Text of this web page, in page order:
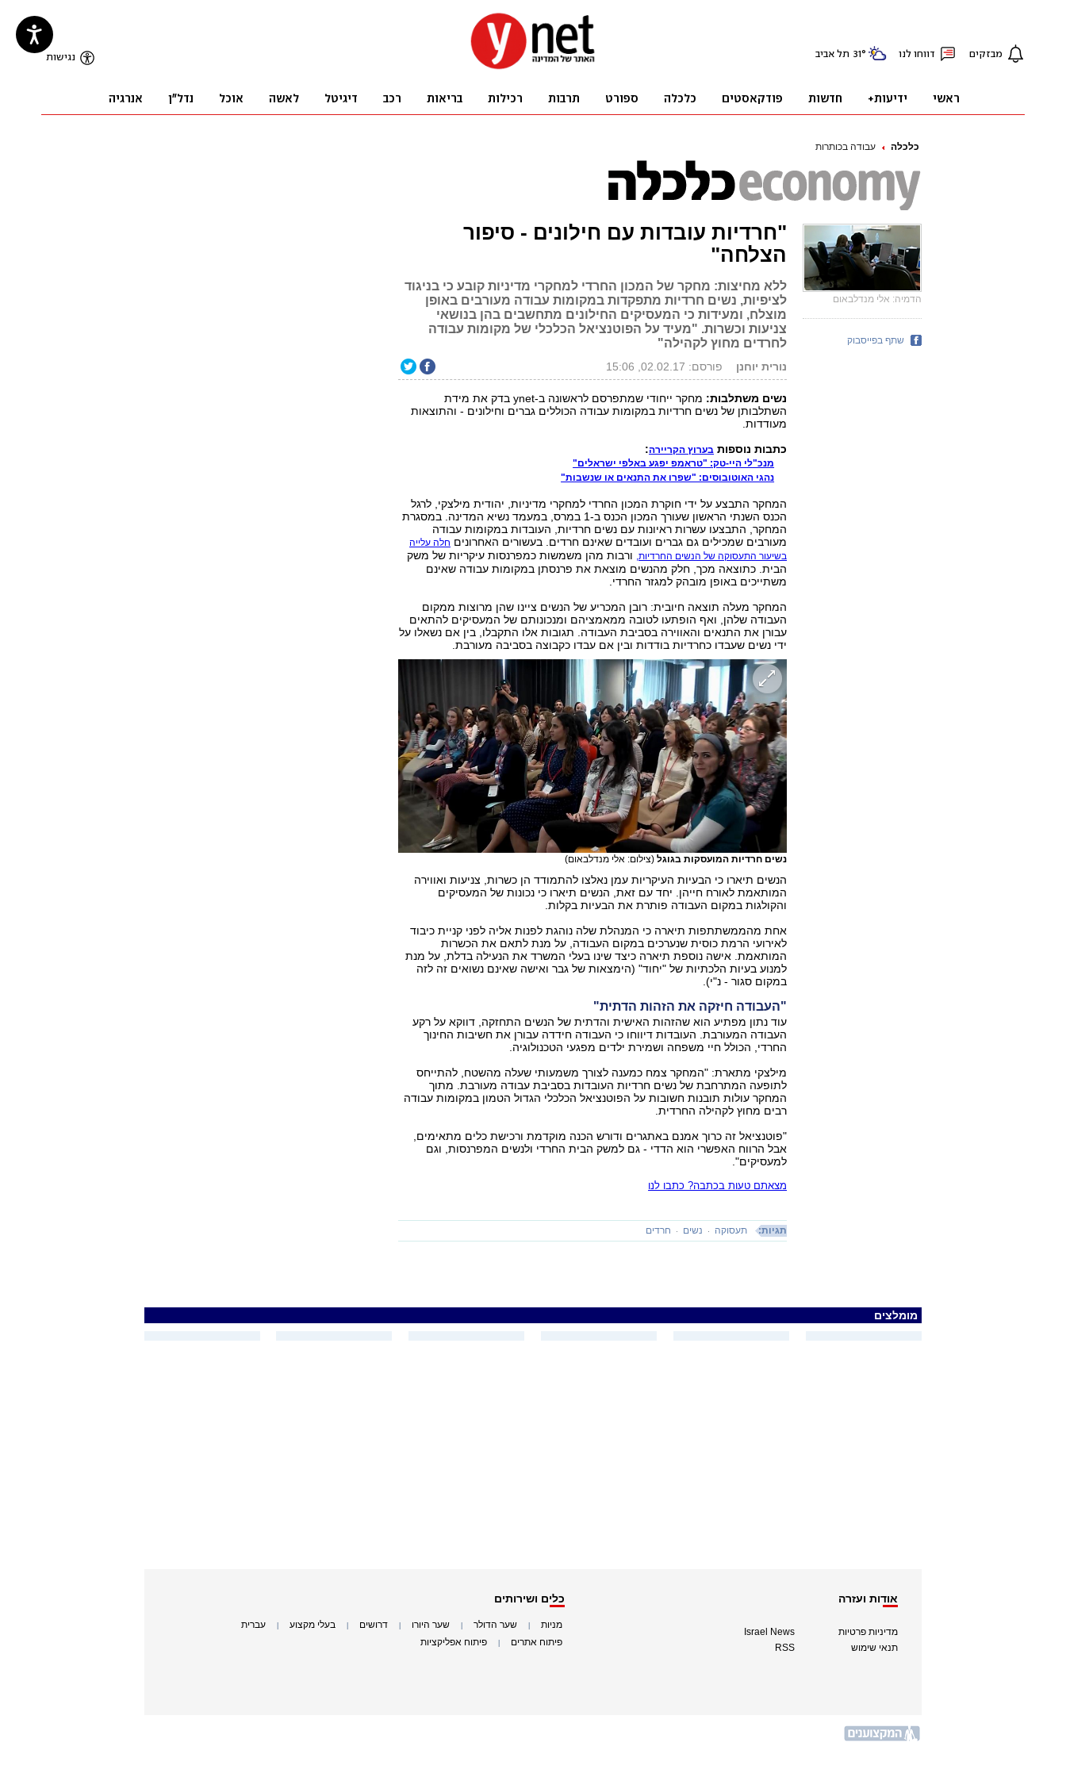
כלכלה עבודה בכותרות
"חרדיות עובדות עם חילונים - סיפור
הצלחה"
ללא מחיצות: מחקר של המכון החרדי למחקרי מדיניות קובע כי בניגוד
לציפיות, נשים חרדיות מתפקדות במקומות עבודה מעורבים באופן
מוצלח, ומעידות כי המעסיקים החילונים מתחשבים בהן בנושאי
צניעות וכשרות. "מעיד על הפוטנציאל הכלכלי של מקומות עבודה
לחרדים מחוץ לקהילה"
נורית יוחנן פורסם: 02.02.17, 15:06
נשים משתלבות:
מחקר ייחודי שמתפרסם לראשונה ב-ynet בדק את מידת
השתלבותן של נשים חרדיות במקומות עבודה הכוללים גברים וחילונים - והתוצאות
מעודדות.
כתבות נוספות בערוץ הקריירה:
מנכ"לי היי-טק: "טראמפ יפגע באלפי ישראלים"
נהגי האוטובוסים: "שפרו את התנאים או שנשבות"
המחקר התבצע על ידי חוקרת המכון החרדי למחקרי מדיניות, יהודית מילצקי, לרגל
הכנס השנתי הראשון שעורך המכון הכנס ב-1 במרס, במעמד נשיא המדינה. במסגרת
המחקר, התבצעו עשרות ראיונות עם נשים חרדיות, העובדות במקומות עבודה
מעורבים שמכילים גם גברים ועובדים שאינם חרדים. בעשורים האחרונים חלה עלייה
בשיעור התעסוקה של הנשים החרדיות, ורבות מהן משמשות כמפרנסות עיקריות של משק
הבית. כתוצאה מכך, חלק מהנשים מוצאת את פרנסתן במקומות עבודה שאינם
משתייכים באופן מובהק למגזר החרדי.
המחקר מעלה תוצאה חיובית: רובן המכריע של הנשים ציינו שהן מרוצות ממקום
העבודה שלהן, ואף הופתעו לטובה ממאמציהם ומנכונותם של המעסיקים להתאים
עבורן את התנאים והאווירה בסביבת העבודה. תגובות אלו התקבלו, בין אם נשאלו על
ידי נשים שעבדו כחרדיות בודדות ובין אם עבדו כקבוצה בסביבה מעורבת.
נשים חרדיות המועסקות בגוגל (צילום: אלי מנדלבאום)
הנשים תיארו כי הבעיות העיקריות עמן נאלצו להתמודד הן כשרות, צניעות ואווירה
המותאמת לאורח חייהן. יחד עם זאת, הנשים תיארו כי נכונות של המעסיקים
והקולגות במקום העבודה פותרת את הבעיות בקלות.
אחת מהממשתתפות תיארה כי המנהלת שלה נוהגת לפנות אליה לפני קניית כיבוד
לאירועי הרמת כוסית שנערכים במקום העבודה, על מנת לתאם את הכשרות
המותאמת. אישה נוספת תיארה כיצד שינו בעלי המשרד את הנעילה בדלת, על מנת
למנוע בעיות הלכתיות של "יחוד" (הימצאות של גבר ואישה שאינם נשואים זה לזה
במקום סגור - נ"י).
"העבודה חיזקה את הזהות הדתית"
עוד נתון מפתיע הוא שהזהות האישית והדתית של הנשים התחזקה, דווקא על רקע
העבודה המעורבת. העובדות דיווחו כי העבודה חידדה עבורן את חשיבות החינוך
החרדי, הכולל חיי משפחה ושמירת ילדים מפגעי הטכנולוגיה.
מילצקי מתארת: "המחקר צמח כמענה לצורך משמעותי שעלה מהשטח, להתייחס
לתופעה המתרחבת של נשים חרדיות העובדות בסביבת עבודה מעורבת. מתוך
המחקר עולות תובנות חשובות על הפוטנציאל הכלכלי הגדול הטמון במקומות עבודה
רבים מחוץ לקהילה החרדית.
"פוטנציאל זה כרוך אמנם באתגרים ודורש הכנה מוקדמת ורכישת כלים מתאימים,
אבל הרווח האפשרי הוא הדדי - גם למשק הבית החרדי ולנשים המפרנסות, וגם
למעסיקים".
מצאתם טעות בכתבה? כתבו לנו
תגיות: תעסוקה נשים חרדים
הדמיה: אלי מנדלבאום
שתף בפייסבוק
מומלצים
אודות ועזרה
מדיניות פרטיות
תנאי שימוש
Israel News
RSS
כלים ושירותים
מניות שער הדולר שער היורו דרושים בעלי מקצוע עברית
פיתוח אתרים פיתוח אפליקציות